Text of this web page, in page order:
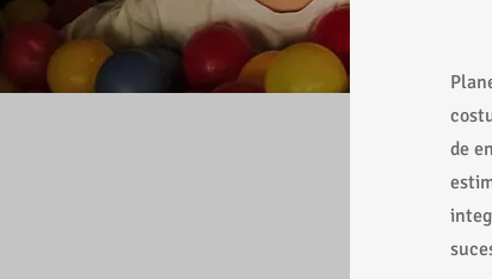
de